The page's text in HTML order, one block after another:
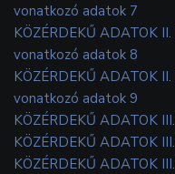
vonatkozó adatok 7
KÖZÉRDEKŰ ADATOK
vonatkozó adatok 8
KÖZÉRDEKŰ ADATOK
vonatkozó adatok 9
KÖZÉRDEKŰ ADATOK
KÖZÉRDEKŰ ADATOK
KÖZÉRDEKŰ ADATOK